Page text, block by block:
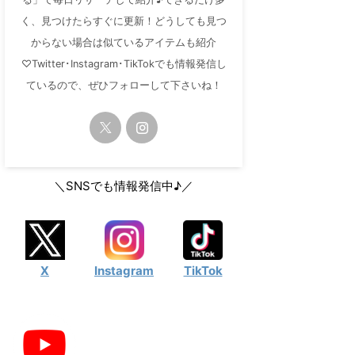
く、見つけたらすぐに更新！どうしても見つ
からない場合は似ているアイテムも紹介
♡Twitter･Instagram･TikTokでも情報発信し
ているので、ぜひフォローして下さいね！
＼SNSでも情報発信中♪／
X Instagram TikTok